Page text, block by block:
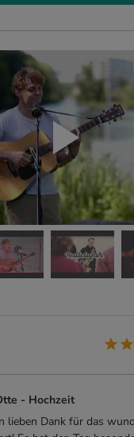
- Hochzeit
lieben Dank für das